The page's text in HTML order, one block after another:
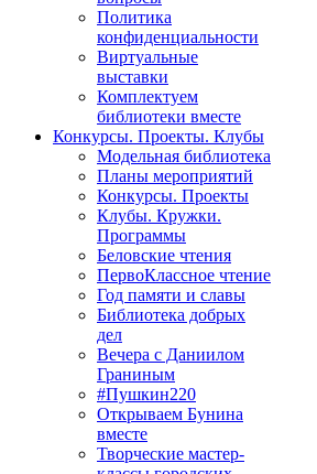
Политика
конфиденциальности
Виртуальные
выставки
Комплектуем
библиотеки вместе
Конкурсы. Проекты. Клубы
Модельная библиотека
Планы мероприятий
Конкурсы. Проекты
Клубы. Кружки.
Программы
Беловские чтения
ПервоКлассное чтение
Год памяти и славы
Библиотека добрых
дел
Вечера с Даниилом
Граниным
#Пушкин220
Открываем Бунина
вместе
Творческие мастер-